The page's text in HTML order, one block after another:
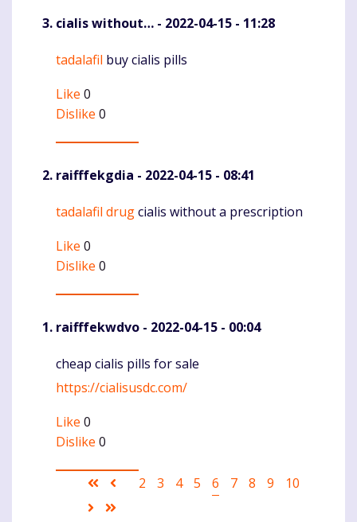
cialis without… - 2022-04-15 - 11:28
Komentaras
tadalafil buy cialis pills
Like 0
Dislike 0
raifffekgdia - 2022-04-15 - 08:41
Komentaras
tadalafil drugcialis without a prescription
Like 0
Dislike 0
raifffekwdvo - 2022-04-15 - 00:04
Komentaras
cheap cialis pills for sale
https://cialisusdc.com/
Like 0
Dislike 0
Pagination
First
page
Ankstesnis
Puslapis
2 Puslapis
3 Puslapis
4 Puslapis
5
Current
6 Puslapis
7 Puslapis
8 Puslapis
9 Puslapis
10
Sekantis